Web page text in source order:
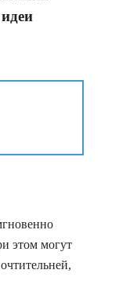
этом могут